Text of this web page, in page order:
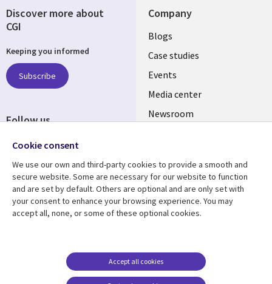
Company
Useful
links
CZECH
REPUBLIC
Blogs
Case studies
Events
Media center
Newsroom
Resource center
Library
Articles
Support
Legal
REPUBLIC
Privacy
Cookie management
center
Discover more about
CGI
Keeping you informed
Subscribe
Follow us
Social
CZECH
REPUBLIC
Cookie consent
We use our own and third-party cookies to provide a smooth and
secure website. Some are necessary for our website to function
and are set by default. Others are optional and are only set with
your consent to enhance your browsing experience. You may
accept all, none, or some of these optional cookies.
Accept all cookies